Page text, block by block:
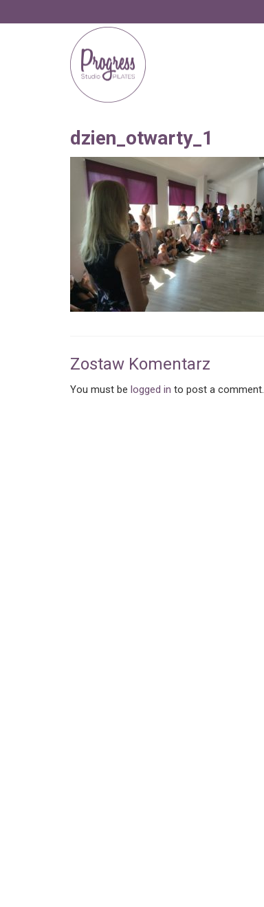
dzien_otwarty_1
Zostaw Komentarz
You must be logged in to post a comment.